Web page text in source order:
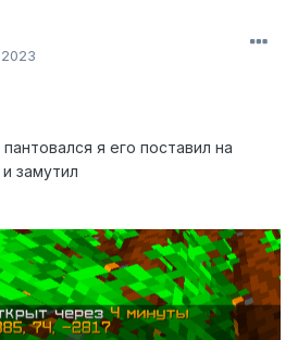
я его поставил на
замутил